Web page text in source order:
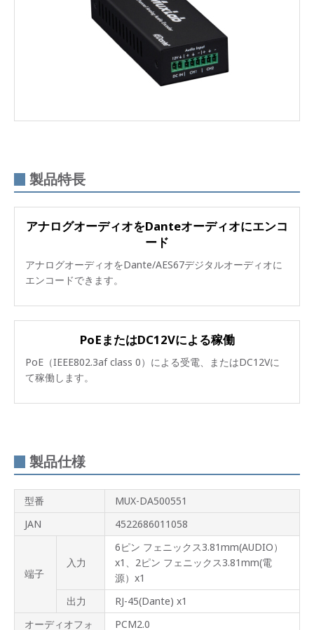
製品特長
アナログオーディオをDanteオーディオにエンコ
ード
アナログオーディオをDante/AES67デジタルオーディオに
エンコードできます。
PoEまたはDC12Vによる稼働
PoE（IEEE802.3af class 0）による受電、またはDC12Vに
て稼働します。
製品仕様
型番
MUX-DA500551
JAN
4522686011058
端子
入力
6ピン フェニックス3.81mm(AUDIO）
x1、2ピン フェニックス3.81mm(電
源）x1
出力
RJ-45(Dante) x1
オーディオフォ
PCM2.0